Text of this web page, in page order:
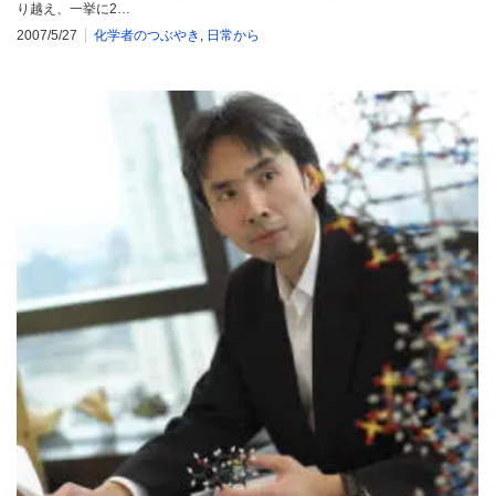
り越え、一挙に2…
2007/5/27
化学者のつぶやき , 日常から